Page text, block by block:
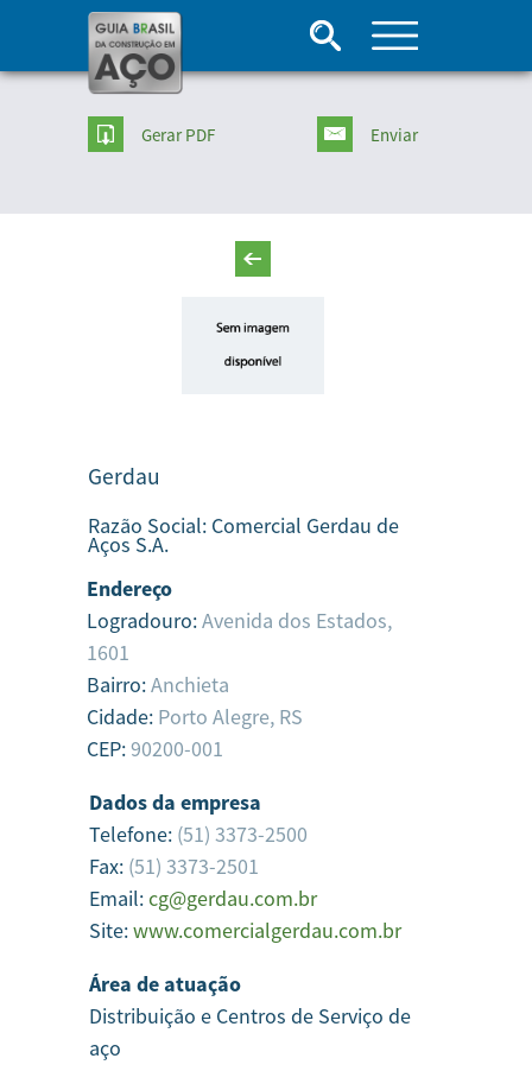
Gerar PDF Enviar
Gerdau
Razão Social: Comercial Gerdau de
Aços S.A.
Endereço
Logradouro:Avenida dos Estados,
1601
Bairro:Anchieta
Cidade: Porto Alegre, RS
CEP:90200-001
Dados da empresa
Telefone: (51) 3373-2500
Fax: (51) 3373-2501
Email:cg@gerdau.com.br
Site:www.comercialgerdau.com.br
Área de atuação
Distribuição e Centros de Serviço de
aço